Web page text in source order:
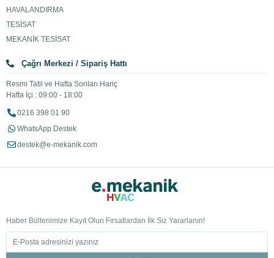
HAVALANDIRMA
TESİSAT
MEKANİK TESİSAT
Çağrı Merkezi / Sipariş Hattı
Resmi Tatil ve Hafta Sonları Hariç
Hafta İçi : 09:00 - 18:00
0216 398 01 90
WhatsApp Destek
destek@e-mekanik.com
Haber Bültenimize Kayıt Olun Fırsatlardan İlk Siz Yararlanın!